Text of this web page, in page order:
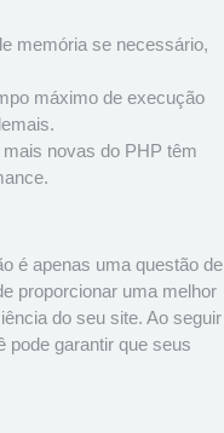
memória se necessário,
máximo de execução
novas do PHP têm
é apenas uma questão de
proporcionar uma melhor
do seu site. Ao seguir
pode garantir que seus